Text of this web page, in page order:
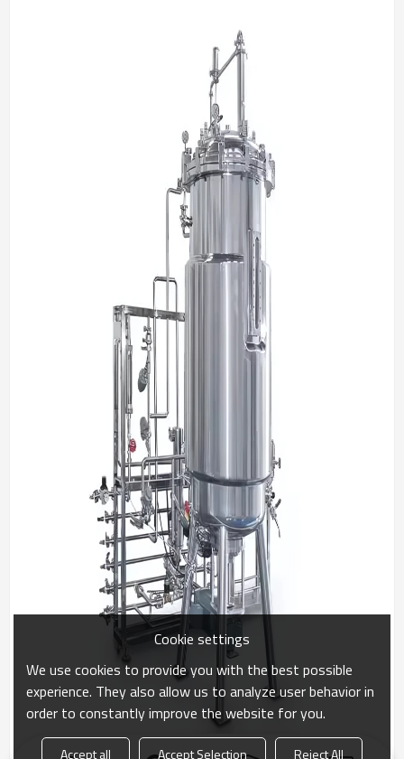
Cookie settings
We use cookies to provide you with the best possible
experience. They also allow us to analyze user behavior in
order to constantly improve the website for you.
Accept all Accept Selection Reject All